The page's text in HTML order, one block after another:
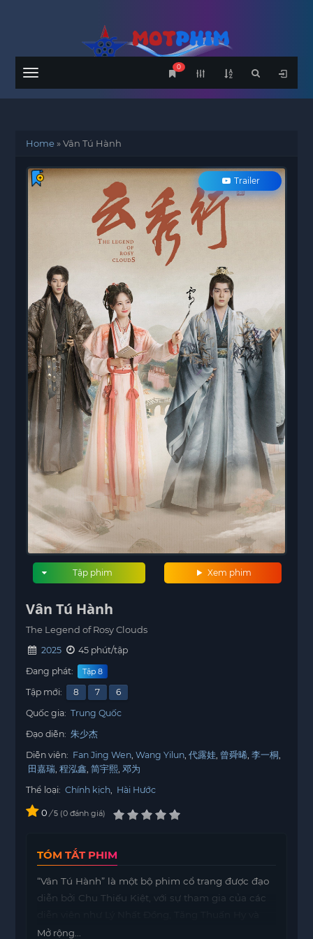
Menu
0
Home»Vân Tú Hành
Trailer
Xem phim
Tập phim
Vân Tú Hành
The Legend of Rosy Clouds
2025
45 phút/tập
Đang phát:
Tập 8
Tập mới: 8 7
6
Quốc gia: Trung Quốc
Đạo diễn: 朱少杰
Diễn viên: Fan Jing Wen Wang Yilun 代露娃 曾舜晞 李一桐
田嘉瑞 程泓鑫 简宇熙 邓为
Thể loại: Chính kịch Hài Hước
0 / 5 0 đánh giá
TÓM TẮT PHIM
“Vân Tú Hành” là một bộ phim cổ trang được đạo
diễn bởi Chu Thiếu Kiệt, với sự tham gia của các
Đặng Vi. Bộ phim này được chuyển thể từ tác
Mở rộng...